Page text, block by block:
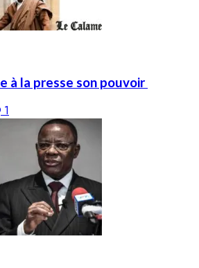
à la presse son pouvoir
1